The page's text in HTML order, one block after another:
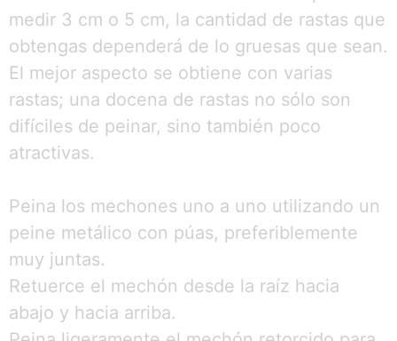
medir 3 cm o 5 cm, la cantidad de rastas que
obtengas dependerá de lo gruesas que sean.
El mejor aspecto se obtiene con varias
rastas; una docena de rastas no sólo son
difíciles de peinar, sino también poco
atractivas.
Peina los mechones uno a uno utilizando un
peine metálico con púas, preferiblemente
muy juntas.
Retuerce el mechón desde la raíz hacia
abajo y hacia arriba.